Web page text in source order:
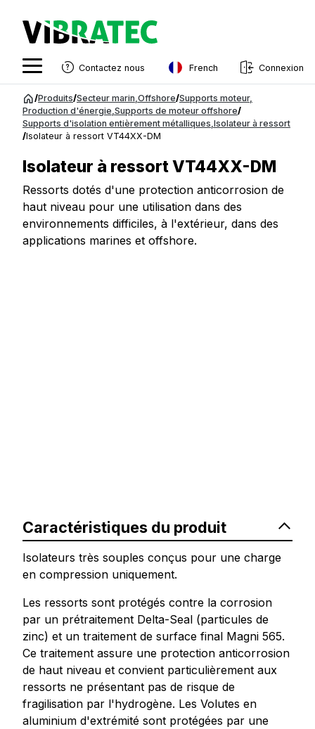
contenu
Contactez nous French
English
Swedish
French
Estonian
Finnish
Danish
Connexion
/Produits/Secteur marin Offshore/Supports moteur,
Production d'énergie Supports de moteur offshore/
Supports d'isolation entièrement métalliques Isolateur à ressort
/Isolateur à ressort VT44XX-DM
Isolateur à ressort VT44XX-DM
Ressorts dotés d'une protection anticorrosion de
haut niveau pour une utilisation dans des
environnements difficiles, à l'extérieur, dans des
applications marines et offshore.
Caractéristiques du produit
Isolateurs très souples conçus pour une charge
en compression uniquement.
Les ressorts sont protégés contre la corrosion
par un prétraitement Delta-Seal (particules de
zinc) et un traitement de surface final Magni 565.
Ce traitement assure une protection anticorrosion
de haut niveau et convient particulièrement aux
ressorts ne présentant pas de risque de
fragilisation par l'hydrogène. Les Volutes en
aluminium d'extrémité sont protégées par une